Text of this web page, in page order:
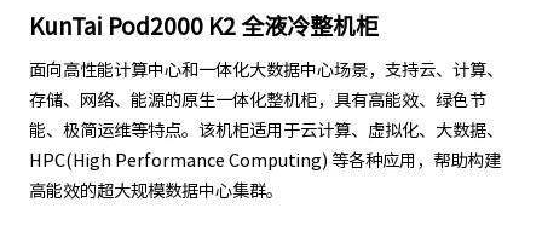
KunTai Pod2000 K2 全液冷整机柜
面向高性能计算中心和一体化大数据中心场景，支持云、计算、
存储、网络、能源的原生一体化整机柜，具有高能效、绿色节
能、极简运维等特点。该机柜适用于云计算、虚拟化、大数据、
HPC(High Performance Computing) 等各种应用，帮助构建
高能效的超大规模数据中心集群。